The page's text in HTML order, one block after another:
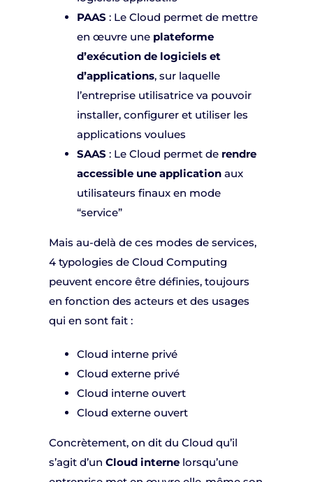
PAAS : Le Cloud permet de mettre
en œuvre une plateforme
d’exécution de logiciels et
d’applications, sur laquelle
l’entreprise utilisatrice va pouvoir
installer, configurer et utiliser les
applications voulues
SAAS : Le Cloud permet de rendre
accessible une applicationaux
utilisateurs finaux en mode
“service”
Mais au-delà de ces modes de services,
4 typologies de Cloud Computing
peuvent encore être définies, toujours
en fonction des acteurs et des usages
qui en sont fait :
Cloud interne privé
Cloud externe privé
Cloud interne ouvert
Cloud externe ouvert
Concrètement, on dit du Cloud qu’il
s’agit d’un Cloud internelorsqu’une